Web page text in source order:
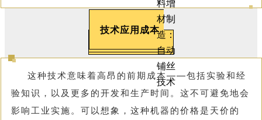
技术应用成本
这种技术意味着高昂的前期成本——包括实验和经
验知识，以及更多的开发和生产时间。这不可避免地会
影响工业实施。可以想象，这种机器的价格是天价的